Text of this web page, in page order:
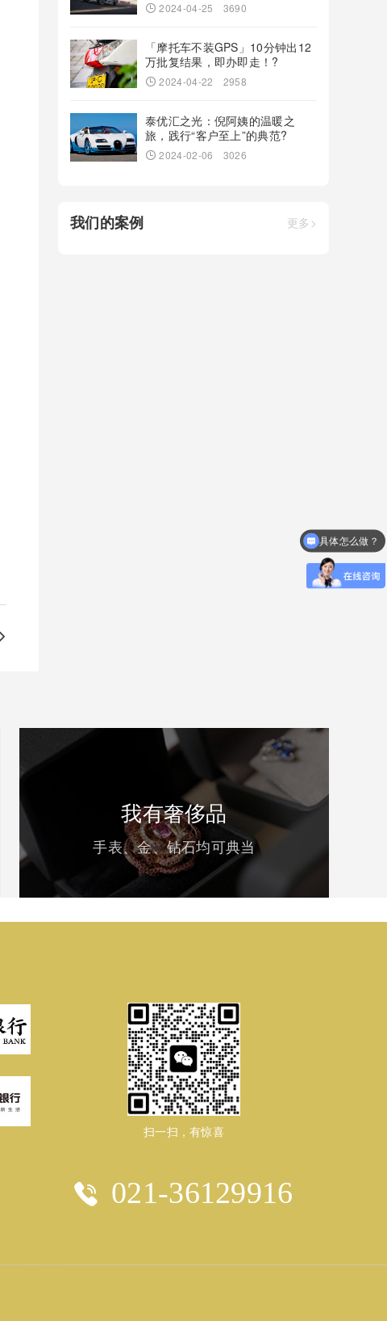
2024-04-25 3690
「摩托车不装GPS」10分钟出12
万批复结果，即办即走！?
2024-04-22 2958
泰优汇之光：倪阿姨的温暖之
旅，践行“客户至上”的典范?
2024-02-06 3026
我们的案例 更多>
我有奢侈品
手表、金、钻石均可典当
扫一扫，有惊喜
021-36129916
什么时候放款？